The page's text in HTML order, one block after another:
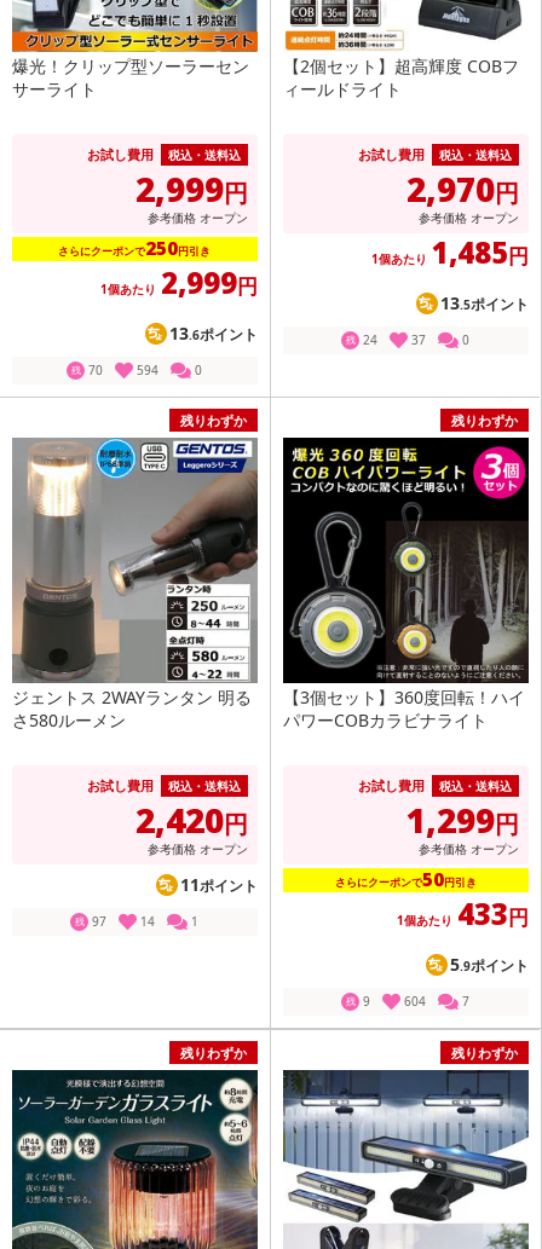
爆光！クリップ型ソーラーセン
サーライト
お試し費用 税込・送料込
2,999円
参考価格 オープン
さらにクーポンで250円引き
1個あたり 2,999円
13.6ポイント
残 70 594 0
【2個セット】超高輝度 COBフ
ィールドライト
お試し費用 税込・送料込
2,970円
参考価格 オープン
1個あたり 1,485円
13.5ポイント
残 24 37 0
残りわずか
ジェントス 2WAYランタン 明る
さ580ルーメン
お試し費用 税込・送料込
2,420円
参考価格 オープン
11ポイント
残 97 14 1
残りわずか
【3個セット】360度回転！ハイ
パワーCOBカラビナライト
お試し費用 税込・送料込
1,299円
参考価格 オープン
さらにクーポンで50円引き
1個あたり 433円
5.9ポイント
残 9 604 7
残りわずか 残りわずか